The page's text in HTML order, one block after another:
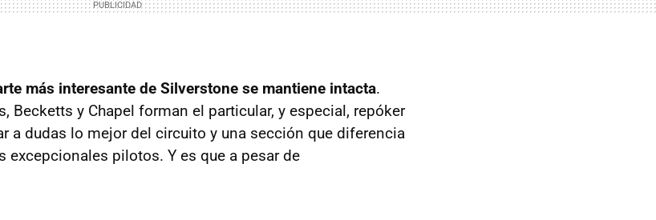
más interesante de Silverstone se mantiene intacta.
Becketts y Chapel forman el particular, y especial, repóker
a dudas lo mejor del circuito y una sección que diferencia
excepcionales pilotos. Y es que a pesar de